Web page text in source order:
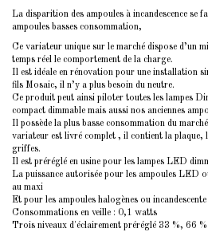
La disparition des ampoules à incandescence se
ampoules basses consommation,
Ce variateur unique sur le marché dispose d’un
temps réel le comportement de la charge.
Il est idéale en rénovation pour une installation
fils Mosaic, il n’y a plus besoin du neutre.
Ce produit peut ainsi piloter toutes les lampes
compact dimmable mais aussi nos anciennes
Il possède la plus basse consommation du
variateur est livré complet , il contient la plaque,
griffes.
Il est préréglé en usine pour les lampes LED
La puissance autorisée pour les ampoules LED
au maxi
Et pour les ampoules halogènes ou
Consommations en veille : 0,1 watts
Trois niveaux d'éclairement préréglé 33 %, 66